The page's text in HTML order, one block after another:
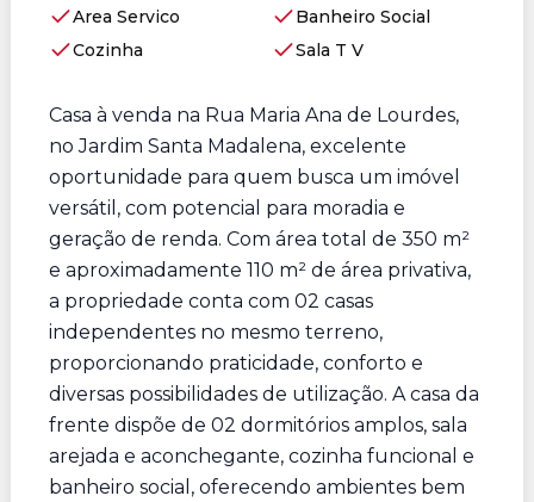
Area Servico
Banheiro Social
Cozinha
Sala T V
Casa à venda na Rua Maria Ana de Lourdes,
no Jardim Santa Madalena, excelente
oportunidade para quem busca um imóvel
versátil, com potencial para moradia e
geração de renda. Com área total de 350 m²
e aproximadamente 110 m² de área privativa,
a propriedade conta com 02 casas
independentes no mesmo terreno,
proporcionando praticidade, conforto e
diversas possibilidades de utilização. A casa da
frente dispõe de 02 dormitórios amplos, sala
arejada e aconchegante, cozinha funcional e
banheiro social, oferecendo ambientes bem